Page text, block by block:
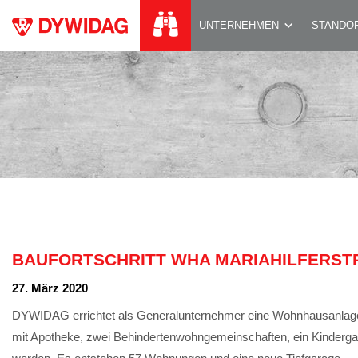
UNTERNEHMEN
BAUFORTSCHRITT
BAUFORTSCHRITT WHA
27. März 2020
DYWIDAG errichtet als Generalunternehmer eine
mit Apotheke, zwei Behindertenwohngemeinschaften, ein